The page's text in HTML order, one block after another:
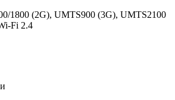
1800 (2G), UMTS900 (3G), UMTS2100
Fi 2.4